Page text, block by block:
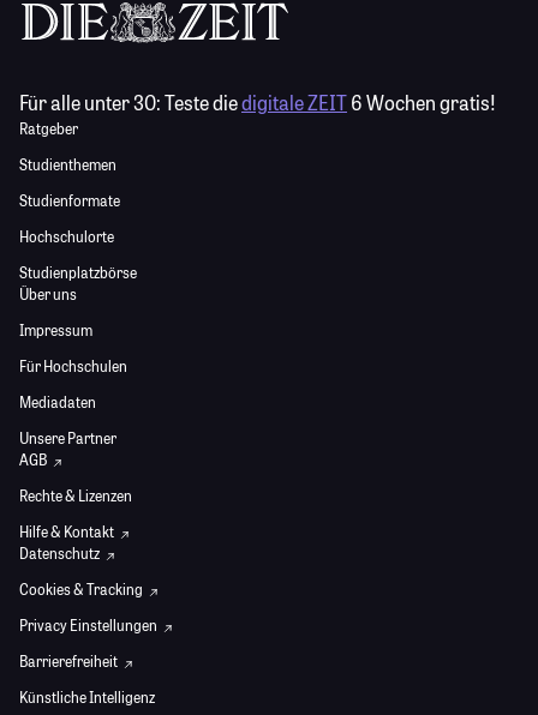
Für alle unter 30:Teste diedigitale ZEIT6 Wochen gratis!
Ratgeber
Studienthemen
Studienformate
Hochschulorte
Studienplatzbörse
Über uns
Impressum
Für Hochschulen
Mediadaten
Unsere Partner
AGB
Rechte & Lizenzen
Hilfe & Kontakt
Datenschutz
Cookies & Tracking
Privacy Einstellungen
Barrierefreiheit
Künstliche Intelligenz